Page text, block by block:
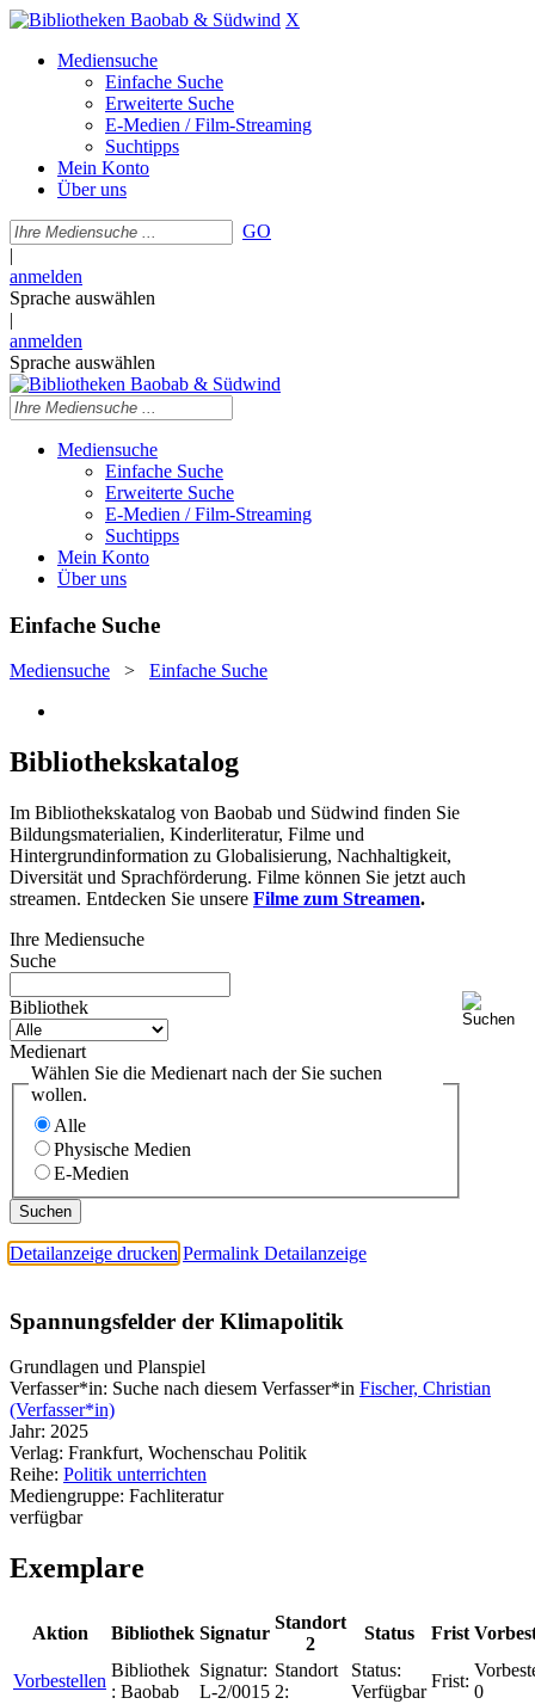
X
Mediensuche
Einfache Suche
Erweiterte Suche
E-Medien / Film-Streaming
Suchtipps
Mein Konto
Über uns
GO
|
anmelden
Sprache auswählen
|
anmelden
Sprache auswählen
Mediensuche
Einfache Suche
Erweiterte Suche
E-Medien / Film-Streaming
Suchtipps
Mein Konto
Über uns
Einfache Suche
Mediensuche > Einfache Suche
Bibliothekskatalog
Im Bibliothekskatalog von Baobab und Südwind finden Sie
Bildungsmaterialien, Kinderliteratur, Filme und
Hintergrundinformation zu Globalisierung, Nachhaltigkeit,
Diversität und Sprachförderung. Filme können Sie jetzt auch
streamen. Entdecken Sie unsere Filme zum Streamen.
Ihre Mediensuche
Suche
Bibliothek
Medienart
Wählen Sie die Medienart nach der Sie suchen
wollen.
Alle
Physische Medien
E-Medien
Detailanzeige drucken Permalink Detailanzeige
Spannungsfelder der Klimapolitik
Grundlagen und Planspiel
Verfasser*in: Suche nach diesem Verfasser*in Fischer, Christian
(Verfasser*in)
Jahr: 2025
Verlag: Frankfurt, Wochenschau Politik
Reihe: Politik unterrichten
Mediengruppe: Fachliteratur
verfügbar
Exemplare
Aktion Bibliothek Signatur
Standort
2
Status Frist
Vorbestellen
Bibliothek
: Baobab
Signatur:
L-2/0015
Standort
2:
Status:
Verfügbar
Frist:
0